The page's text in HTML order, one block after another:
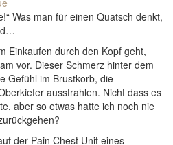
Was man für einen Quatsch denkt,
Einkaufen durch den Kopf geht,
vor. Dieser Schmerz hinter dem
Gefühl im Brustkorb, die
ausstrahlen. Nicht dass es
aber so etwas hatte ich noch nie
der Pain Chest Unit eines